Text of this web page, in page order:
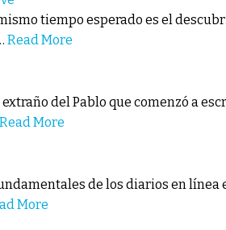
tiempo esperado es el
Read More
del Pablo que comenzó a
Read More
de los diarios en
More